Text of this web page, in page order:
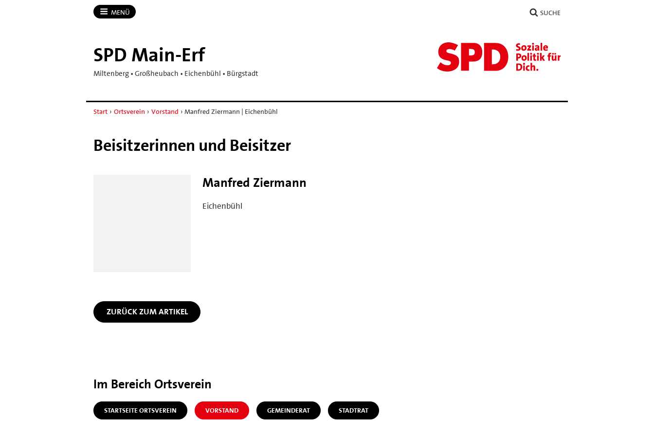
MENÜ SUCHE
SPD Main-​Erf
Miltenberg • Großheubach • Eichenbühl • Bürgstadt
Start › Ortsverein › Vorstand › Manfred Ziermann | Eichenbühl
Beisitzerinnen und Beisitzer
Manfred Ziermann
Eichenbühl
ZURÜCK ZUM ARTIKEL
Im Bereich Ortsverein
STARTSEITE ORTSVEREIN VORSTAND GEMEINDERAT STADTRAT